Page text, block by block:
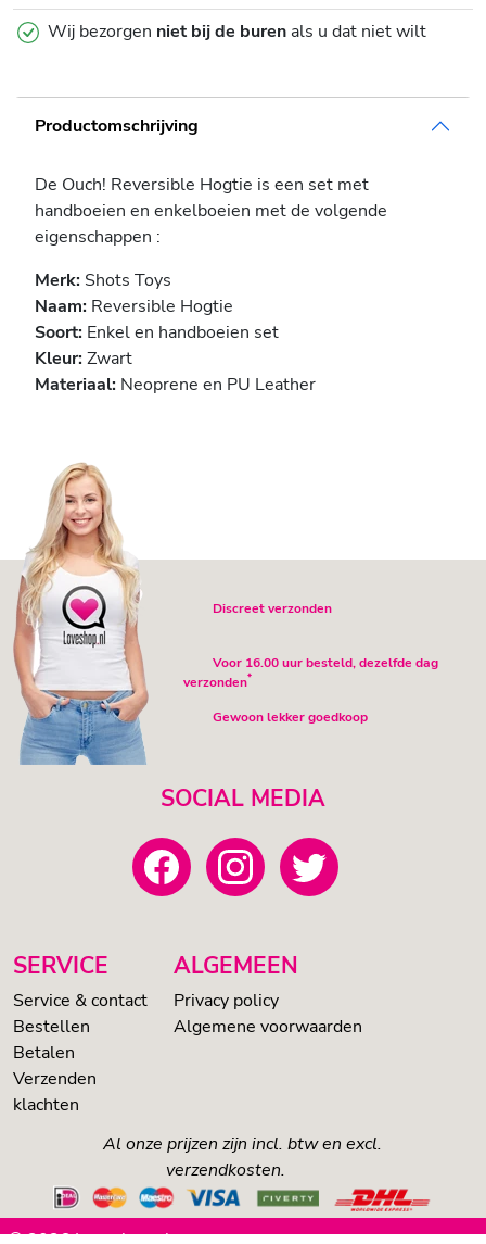
Wij bezorgen niet bij de burenals u dat niet wilt
Productomschrijving
De Ouch! Reversible Hogtie is een set met
handboeien en enkelboeien met de volgende
eigenschappen :
Merk: Shots Toys
Naam: Reversible Hogtie
Soort: Enkel en handboeien set
Kleur:Zwart
Materiaal: Neoprene en PU Leather
Al onze prijzen zijn incl. btw en excl.
verzendkosten.
Discreet verzonden
Voor 16.00 uur besteld, dezelfde dag
verzonden*
Gewoon lekker goedkoop
SOCIAL MEDIA
SERVICE
Service & contact
Bestellen
Betalen
Verzenden
klachten
ALGEMEEN
Privacy policy
Algemene voorwaarden